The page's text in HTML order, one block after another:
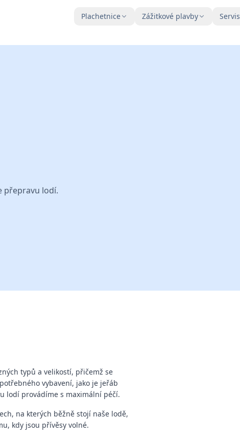
Plachetnice Zážitkové plavby Servis
přepravu lodí.
typů a velikostí, přičemž se
vybavení, jako je jeřáb
lodí provádíme s maximální péčí.
na kterých běžně stojí naše lodě,
kdy jsou přívěsy volné.